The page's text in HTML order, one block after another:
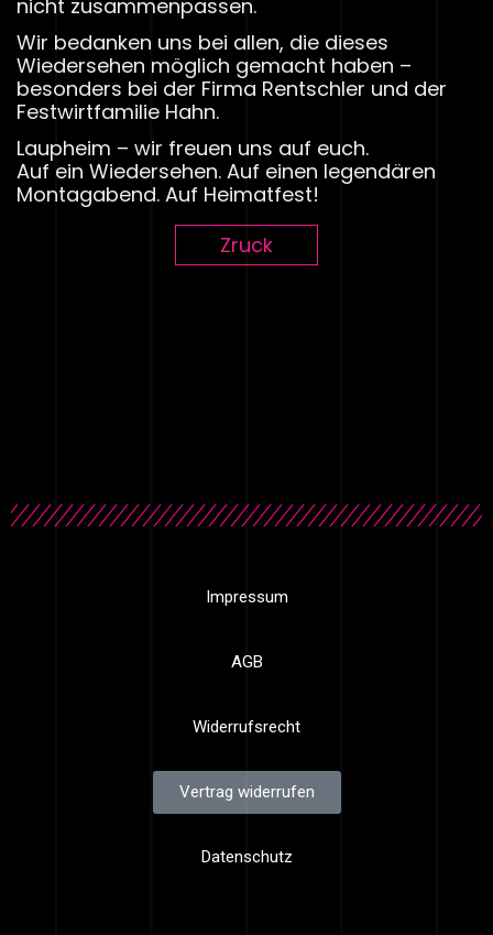
nicht zusammenpassen.
Wir bedanken uns bei allen, die dieses
Wiedersehen möglich gemacht haben –
besonders bei der Firma Rentschler und der
Festwirtfamilie Hahn.
Laupheim – wir freuen uns auf euch.
Auf ein Wiedersehen. Auf einen legendären
Montagabend. Auf Heimatfest!
Zruck
Impressum
AGB
Widerrufsrecht
Vertrag widerrufen
Datenschutz